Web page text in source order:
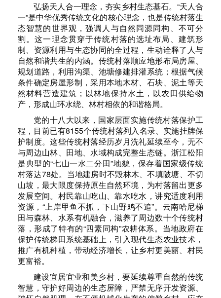
弘扬天人合一理念，夯实乡村生态基石。“天人合
一”是中华优秀传统文化的核心理念，也是传统村落生
态智慧的世界观，强调人与自然同源同构、不可分
割。这一理念贯穿于传统村落的选址布局、建筑形
制、资源利用与生态协同的全过程，生动诠释了人与
自然和谐共生的内涵。传统村落顺应地形布局房屋、
规划道路，利用沟渠、池塘修建排灌系统；根据气候
条件确定房屋形制，采用本地木材、石块、泥土等天
然材料营造建筑；以林地保持水土，以农田供给物
产，形成山环水绕、林村相依的和谐格局。
党的十八大以来，国家层面实施传统村落保护工
程，目前已有8155个传统村落列入名录、实施挂牌保
护制度。这些传统村落经历岁月洗礼延续至今，无不
与周边山林、田地、水域构成完整生态链。浙江松阳
是典型的“七山一水二分田”地貌，保存着国家级传统
村落达78处。当地建房时不毁林木、不填陂塘、不切
山坡，最大限度保持原生自然环境，为村落留出更多
发展空间。村民靠山吃山、靠水吃水，讲究适度利用
资源，“上岸甲鱼不抓，下山野鸡不追”。云南哈尼梯
田与森林、水系有机融合，滋养了周边数十个传统村
落，形成了特有的“四素同构”农耕体系。当地政府在
保护传统梯田系统基础上，引入现代生态农业技术，
推广有机种植，带动经济增长，让乡村更美丽、村民
更富裕。
建设宜居宜业和美乡村，要延续尊重自然的传统
智慧，守护好周边的生态屏障，严禁无序开发资源、